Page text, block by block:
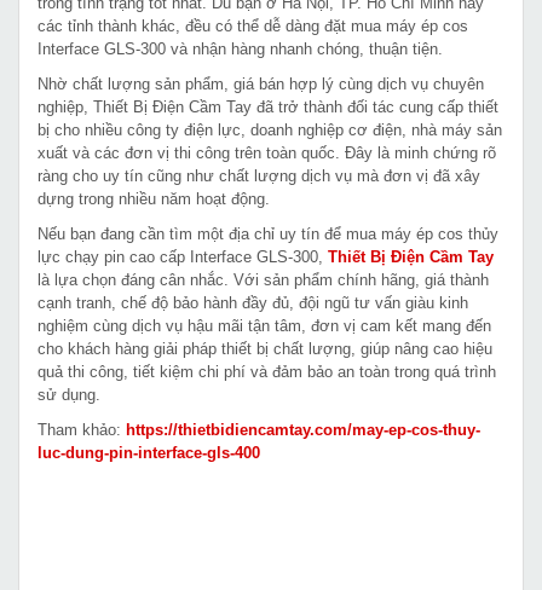
các tỉnh thành khác, đều có thể dễ dàng đặt mua máy ép cos
Interface GLS-300 và nhận hàng nhanh chóng, thuận tiện.
Nhờ chất lượng sản phẩm, giá bán hợp lý cùng dịch vụ chuyên
nghiệp, Thiết Bị Điện Cầm Tay đã trở thành đối tác cung cấp thiết
bị cho nhiều công ty điện lực, doanh nghiệp cơ điện, nhà máy sản
xuất và các đơn vị thi công trên toàn quốc. Đây là minh chứng rõ
ràng cho uy tín cũng như chất lượng dịch vụ mà đơn vị đã xây
dựng trong nhiều năm hoạt động.
Nếu bạn đang cần tìm một địa chỉ uy tín để mua máy ép cos thủy
lực chạy pin cao cấp Interface GLS-300, Thiết Bị Điện Cầm Tay
là lựa chọn đáng cân nhắc. Với sản phẩm chính hãng, giá thành
cạnh tranh, chế độ bảo hành đầy đủ, đội ngũ tư vấn giàu kinh
nghiệm cùng dịch vụ hậu mãi tận tâm, đơn vị cam kết mang đến
cho khách hàng giải pháp thiết bị chất lượng, giúp nâng cao hiệu
quả thi công, tiết kiệm chi phí và đảm bảo an toàn trong quá trình
sử dụng.
Tham khảo: https://thietbidiencamtay.com/may-ep-cos-thuy-
luc-dung-pin-interface-gls-400